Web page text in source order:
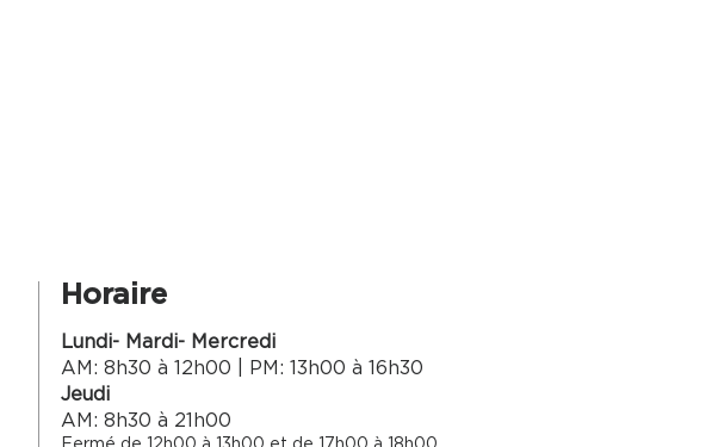
Horaire
Lundi- Mardi- Mercredi
AM: 8h30 à 12h00 | PM: 13h00 à 16h30​
Jeudi
AM: 8h30 à 21h00